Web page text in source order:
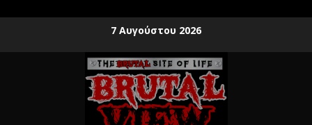
7 Αυγούστου 2026